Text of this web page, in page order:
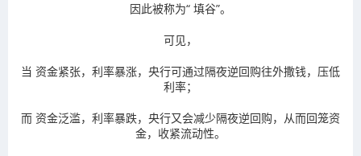
因此被称为“ 填谷”。
可见，
当 资金紧张，利率暴涨，央行可通过隔夜逆回购往外撒钱，压低
利率；
而 资金泛滥，利率暴跌，央行又会减少隔夜逆回购，从而回笼资
金，收紧流动性。